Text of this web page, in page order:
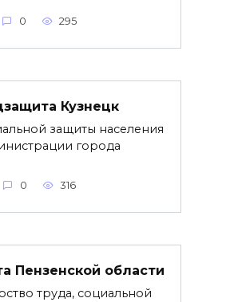
0 295
Кузнецк
защиты населения
города
0 316
Пензенской области
труда, социальной